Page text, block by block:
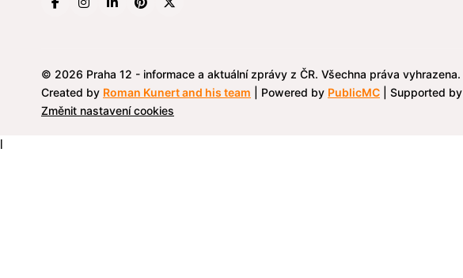
© 2026 Praha 12 - informace a aktuální zprávy z ČR. Všechna práva vyhrazena.
Created by Roman Kunert and his team | Powered by PublicMC | Supported by
Změnit nastavení cookies